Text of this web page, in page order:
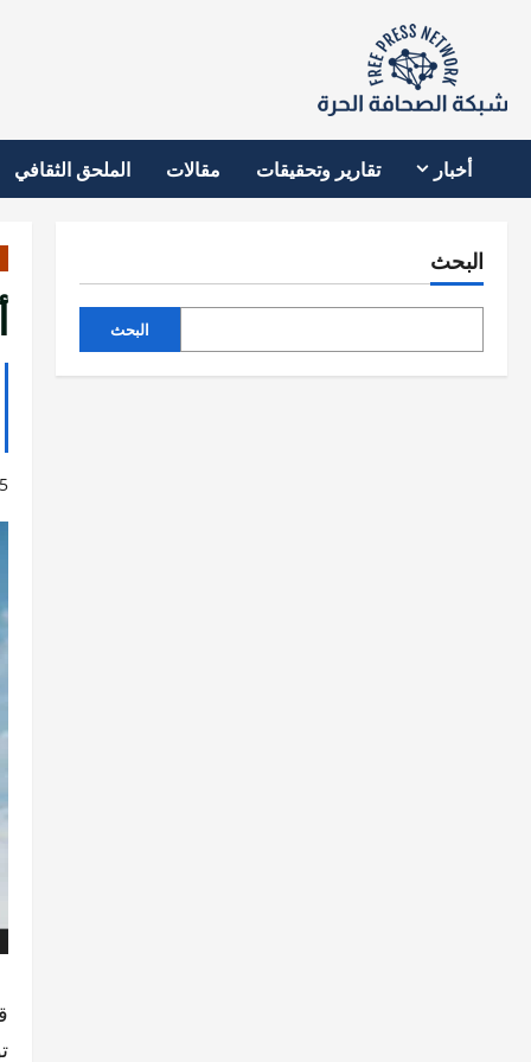
أخبار تقارير وتحقيقات مقالات الملحق الثقافي
البحث
البحث